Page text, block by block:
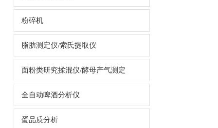
粉碎机
脂肪测定仪/索氏提取仪
面粉类研究揉混仪/酵母产气测定
全自动啤酒分析仪
蛋品质分析